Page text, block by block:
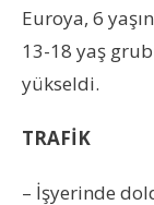
Euroya, 6
13-18 yaş
yükseldi.
TRAFİK
– İşyerinde